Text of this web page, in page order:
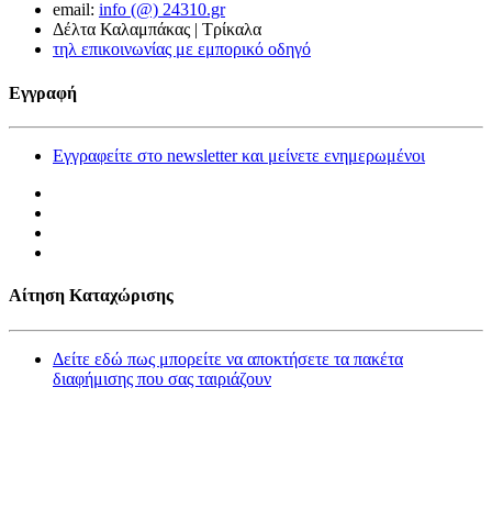
email: info (@) 24310.gr
Δέλτα Καλαμπάκας | Τρίκαλα
τηλ επικοινωνίας με εμπορικό οδηγό
Εγγραφή
Εγγραφείτε στο newsletter και μείνετε ενημερωμένοι
Αίτηση Καταχώρισης
Δείτε εδώ πως μπορείτε να αποκτήσετε τα πακέτα
διαφήμισης που σας ταιριάζουν